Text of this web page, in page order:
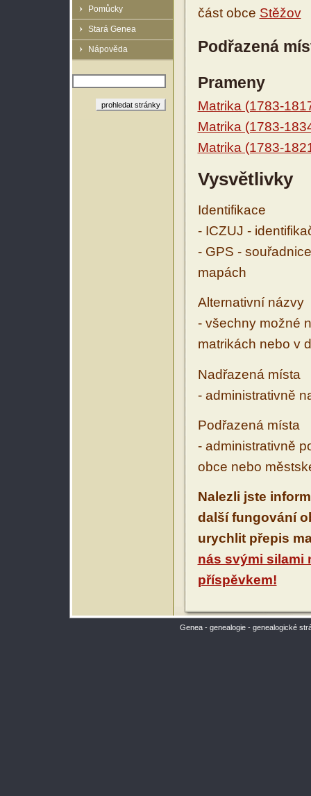
Pomůcky
Stará Genea
Nápověda
část obce Stěžov
Podřazená
Prameny
Matrika (1783-
Matrika (1783-
Matrika (1783-
Vysvětlivky
Identifikace
- ICZUJ -
- GPS -
mapách
Alternativní názvy
- všechny možné
matrikách nebo v
Nadřazená místa
- administrativně
Podřazená místa
- administrativně
obce nebo
Nalezli jste
další fungování
urychlit přepis
nás svými silami
příspěvkem!
Genea - genealogie - genealogické